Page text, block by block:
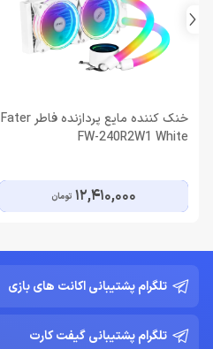
خنک کننده مایع پردازنده فاطر Fater
FW-240R2W1 White
12,410,000 تومان
تلگرام پشتیبانی اکانت های بازی
تلگرام پشتیبانی گیفت کارت